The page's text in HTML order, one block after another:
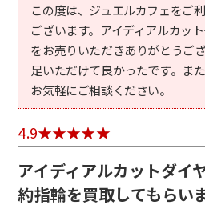
この度は、ジュエルカフェをご
ございます。アイディアルカッ
をお売りいただきありがとうご
足いただけて良かったです。ま
お気軽にご相談ください。
4.9
アイディアルカットダイ
約指輪を買取してもらい